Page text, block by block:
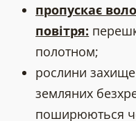
пропускає
повітря:
полотном;
рослини
земляних
поширюються